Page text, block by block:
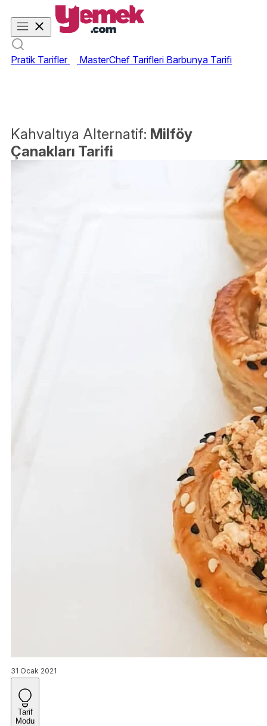
Pratik Tarifler MasterChef Tarifleri Barbunya Tarifi
Kahvaltıya Alternatif: Milföy
Çanakları Tarifi
31 Ocak 2021
Tarif
Modu